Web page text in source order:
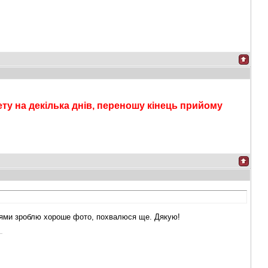
на декілька днів, переношу кінець прийому
зроблю хороше фото, похвалюся ще. Дякую!